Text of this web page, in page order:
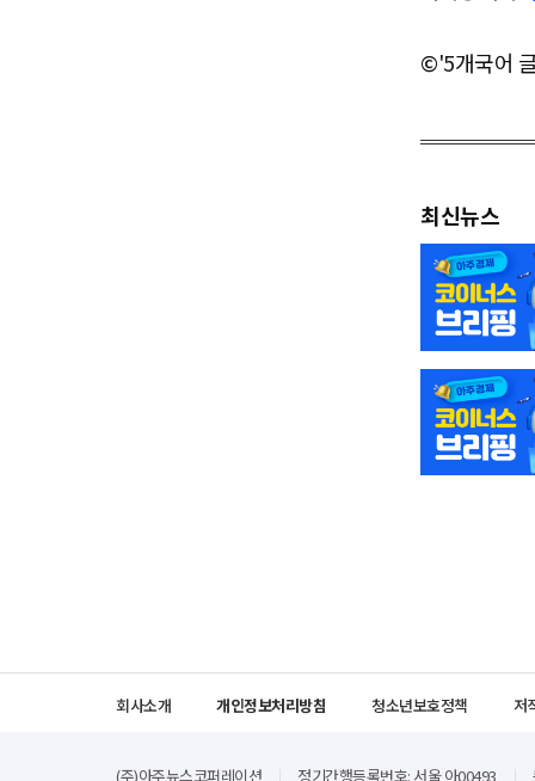
©'5개국어
최신뉴스
회사소개 개인정보처리방침 청소년보호정책 저
(주)아주뉴스코퍼레이션 정기간행등록번호: 서울 아00493